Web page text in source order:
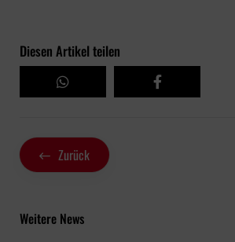
Diesen Artikel teilen
Zurück
Weitere News